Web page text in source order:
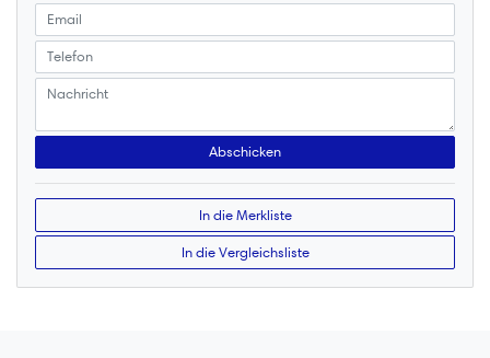
In die Merkliste
In die Vergleichsliste